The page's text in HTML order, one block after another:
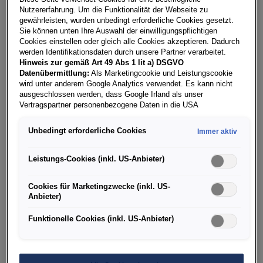
den Vorgaben der WCAG für Barrierefreiheit
überein. Wir sind bestrebt, diese Lücken zu
füllen, damit unfall-spezialist.atvollständig
konform wird.
Maßnahmen zur Unterstützung
der Barrierefreiheit
Unfall Spezialist ergreift folgende Maßnahmen,
sicherzustellen:
internen Richtlinien.
Angebotes zur Gewährleistung einer guten
Nutzererfahrung. Um die Funktionalität der Webseite zu
gewährleisten, wurden unbedingt erforderliche Cookies gesetzt.
Sie können unten Ihre Auswahl der einwilligungspflichtigen
Cookies einstellen oder gleich alle Cookies akzeptieren. Dadurch
werden Identifikationsdaten durch unsere Partner verarbeitet.
Hinweis zur gemäß Art 49 Abs 1 lit a) DSGVO
Datenübermittlung: Als Marketingcookie und Leistungscookie
wird unter anderem Google Analytics verwendet. Es kann nicht
ausgeschlossen werden, dass Google Irland als unser
Vertragspartner personenbezogene Daten in die USA
besteht kein der Europäischen Union der Sache nach
gleichwertiges Datenschutzniveau und es fehlt an einem
Hieraus können sich für Sie Risiken ergeben, weil Sie Ihre Rechte
als Betroffener in den USA nicht wirksam durchsetzen können, in
ausgeschlossen werden kann, dass aufgrund aktueller Gesetze
US-Sicherheitsbehörden einen Zugriff auf Daten erlangen können,
auf das absolut Notwendige beschränkt sind. Sollten Sie das
stimmen Sie damit auch gemäß Art 49 Abs 1 lit a) DSGVO
Unbedingt erforderliche Cookies Immer aktiv
Leistungs-Cookies (inkl. US-Anbieter)
Cookies für Marketingzwecke (inkl. US-
Anbieter)
Funktionelle Cookies (inkl. US-Anbieter)